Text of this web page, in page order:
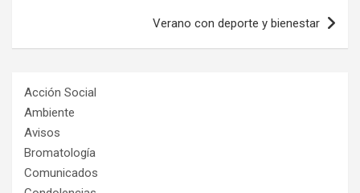
Verano con deporte y bienestar
Acción Social
Ambiente
Avisos
Bromatología
Comunicados